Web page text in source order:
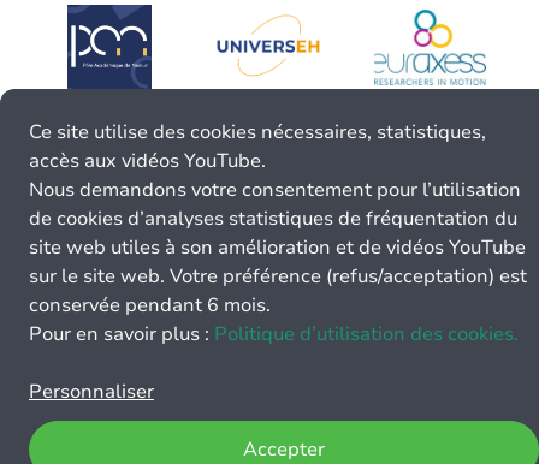
Ce site utilise des cookies nécessaires, statistiques,
accès aux vidéos YouTube.
Nous demandons votre consentement pour l’utilisation
de cookies d’analyses statistiques de fréquentation du
site web utiles à son amélioration et de vidéos YouTube
sur le site web. Votre préférence (refus/acceptation) est
conservée pendant 6 mois.
Pour en savoir plus : Politique d’utilisation des cookies.
Personnaliser
Accepter